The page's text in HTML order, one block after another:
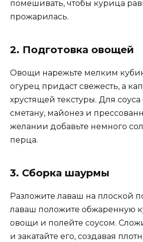
помешивать, чтобы курица
прожарилась.
2. Подготовка овощей
Овощи нарежьте мелким
огурец придаст свежесть, а
хрустящей текстуры. Для
сметану, майонез и
желании добавьте немного
перца.
3. Сборка шаурмы
Разложите лаваш на плоской
лаваш положите обжаренную
овощи и полейте соусом.
и закатайте его, создавая